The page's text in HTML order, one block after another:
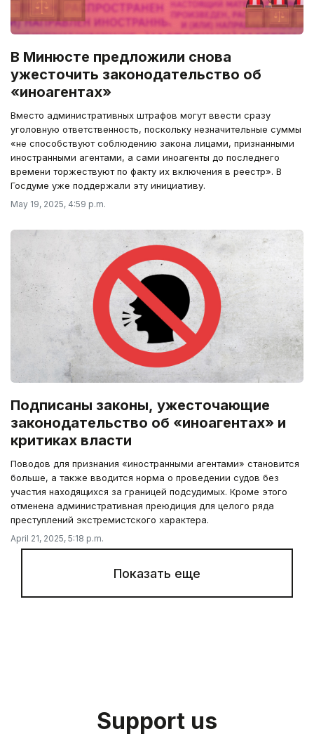
В Минюсте предложили снова
ужесточить законодательство об
«иноагентах»
Вместо административных штрафов могут ввести сразу
уголовную ответственность, поскольку незначительные суммы
«не способствуют соблюдению закона лицами, признанными
иностранными агентами, а сами иноагенты до последнего
времени торжествуют по факту их включения в реестр». В
Госдуме уже поддержали эту инициативу.
May 19, 2025, 4:59 p.m.
Подписаны законы, ужесточающие
законодательство об «иноагентах» и
критиках власти
Поводов для признания «иностранными агентами» становится
больше, а также вводится норма о проведении судов без
участия находящихся за границей подсудимых. Кроме этого
отменена административная преюдиция для целого ряда
преступлений экстремистского характера.
April 21, 2025, 5:18 p.m.
Показать еще
Support us